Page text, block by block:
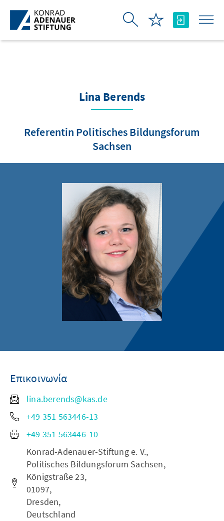
Skip to Main Content
Lina Berends
Referentin Politisches Bildungsforum
Sachsen
Επικοινωνία
lina.berends@kas.de
+49 351 563446-13
+49 351 563446-10
Konrad-Adenauer-Stiftung e. V.,
Politisches Bildungsforum Sachsen,
Königstraße 23,
01097,
Dresden,
Deutschland